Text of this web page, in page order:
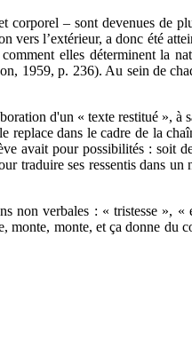
– sont devenues de
l’extérieur, a donc été
elles déterminent la
1959, p. 236). Au sein de
d'un « texte restitué »,
dans le cadre de la
avait pour possibilités : soit
traduire ses ressentis dans
non verbales : « tristesse »,
monte, et ça donne du